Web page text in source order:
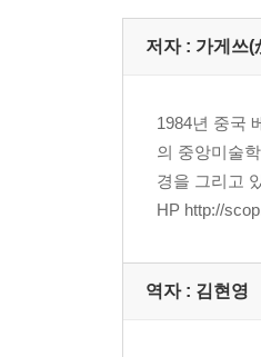
저자 : 가게쓰(
1984년 중국
의 중앙미술
경을 그리고
HP http://
역자 : 김현영